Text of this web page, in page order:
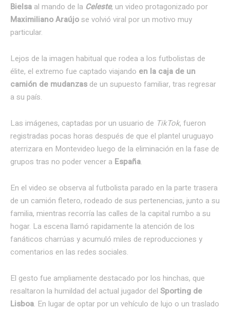
Bielsa al mando de la Celeste, un video protagonizado por
Maximiliano Araújose volvió viral por un motivo muy
particular.
Lejos de la imagen habitual que rodea a los futbolistas de
élite, el extremo fue captado viajando en la caja de un
camión de mudanzas de un supuesto familiar, tras regresar
a su país.
Las imágenes, captadas por un usuario de TikTok, fueron
registradas pocas horas después de que el plantel uruguayo
aterrizara en Montevideo luego de la eliminación en la fase de
grupos tras no poder vencer a España.
En el video se observa al futbolista parado en la parte trasera
de un camión fletero, rodeado de sus pertenencias, junto a su
familia, mientras recorría las calles de la capital rumbo a su
hogar. La escena llamó rapidamente la atención de los
fanáticos charrúas y acumuló miles de reproducciones y
comentarios en las redes sociales.
El gesto fue ampliamente destacado por los hinchas, que
resaltaron la humildad del actual jugador del Sporting de
Lisboa. En lugar de optar por un vehículo de lujo o un traslado